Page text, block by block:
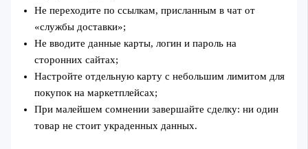
Не переходите по ссылкам, присланным в чат от
«службы доставки»;
Не вводите данные карты, логин и пароль на
сторонних сайтах;
Настройте отдельную карту с небольшим лимитом для
покупок на маркетплейсах;
При малейшем сомнении завершайте сделку: ни один
товар не стоит украденных данных.